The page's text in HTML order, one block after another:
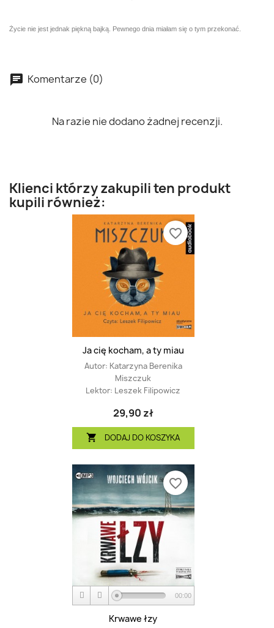
Życie nie jest jednak piękną bajką. Pewnego dnia miałam się o tym przekonać.
Komentarze (0)
Na razie nie dodano żadnej recenzji.
Klienci którzy zakupili ten produkt
kupili również:
Ja cię kocham, a ty miau
Autor: Katarzyna Berenika
Miszczuk
Lektor: Leszek Filipowicz
29,90 zł
 DODAJ DO KOSZYKA
favorite_border
00:00
Krwawe łzy
favorite_border